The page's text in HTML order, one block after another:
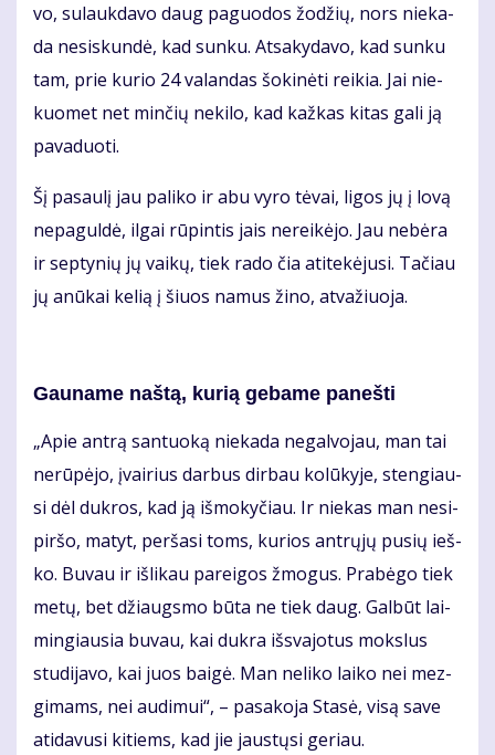
vo, su­lauk­da­vo daug pa­guo­dos žo­džių, nors nie­ka­
da ne­si­skun­dė, kad sun­ku. At­sa­ky­da­vo, kad sun­ku
tam, prie ku­rio 24 va­lan­das šo­ki­nė­ti rei­kia. Jai nie­
kuo­met net min­čių ne­ki­lo, kad kaž­kas ki­tas ga­li ją
pa­va­duo­ti.
Šį pa­sau­lį jau pa­li­ko ir abu vy­ro tė­vai, li­gos jų į lo­vą
ne­pa­gul­dė, il­gai rū­pin­tis jais ne­rei­kė­jo. Jau ne­bė­ra
ir sep­ty­nių jų vai­kų, tiek ra­do čia ati­te­kė­ju­si. Ta­čiau
jų anū­kai ke­lią į šiuos na­mus ži­no, at­va­žiuo­ja.
Gau­na­me naš­tą, ku­rią ge­ba­me pa­neš­ti
„Apie an­trą san­tuo­ką nie­ka­da ne­gal­vo­jau, man tai
ne­rū­pė­jo, įvai­rius dar­bus dir­bau ko­lū­ky­je, sten­giau­
si dėl duk­ros, kad ją iš­mo­ky­čiau. Ir nie­kas man ne­si­
pir­šo, ma­tyt, per­ša­si toms, ku­rios ant­rų­jų pu­sių ieš­
ko. Bu­vau ir iš­li­kau pa­rei­gos žmo­gus. Pra­bė­go tiek
me­tų, bet džiaugs­mo bū­ta ne tiek daug. Gal­būt lai­
min­giau­sia bu­vau, kai duk­ra iš­sva­jo­tus moks­lus
stu­di­ja­vo, kai juos bai­gė. Man ne­li­ko lai­ko nei mez­
gi­mams, nei au­di­mui“, – pa­sa­ko­ja Sta­sė, vi­są sa­ve
ati­da­vu­si ki­tiems, kad jie jaus­tų­si ge­riau.